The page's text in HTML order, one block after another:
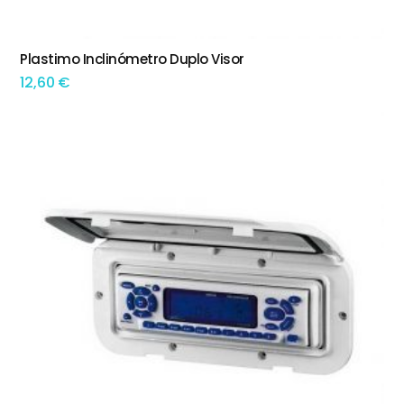
ADICIONAR
Plastimo Inclinómetro Duplo Visor
12,60 €